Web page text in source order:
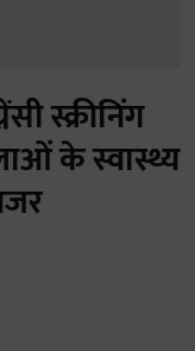
स्क्रीनिंग
के स्वास्थ्य